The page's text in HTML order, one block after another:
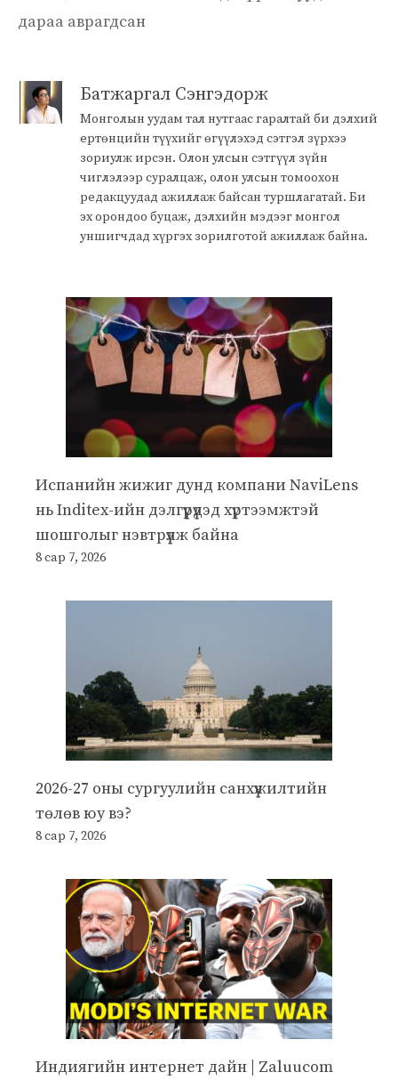
дараа аврагдсан
Батжаргал Сэнгэдорж
Монголын уудам тал нутгаас гаралтай би дэлхий
ертөнцийн түүхийг өгүүлэхэд сэтгэл зүрхээ
зориулж ирсэн. Олон улсын сэтгүүл зүйн
чиглэлээр суралцаж, олон улсын томоохон
редакцуудад ажиллаж байсан туршлагатай. Би
эх орондоо буцаж, дэлхийн мэдээг монгол
уншигчдад хүргэх зорилготой ажиллаж байна.
Испанийн жижиг дунд компани NaviLens
нь Inditex-ийн дэлгүүрүүдэд хүртээмжтэй
шошголыг нэвтрүүлж байна
8 сар 7, 2026
2026-27 оны сургуулийн санхүүжилтийн
төлөв юу вэ?
8 сар 7, 2026
Индиягийн интернет дайн | Zaluucom